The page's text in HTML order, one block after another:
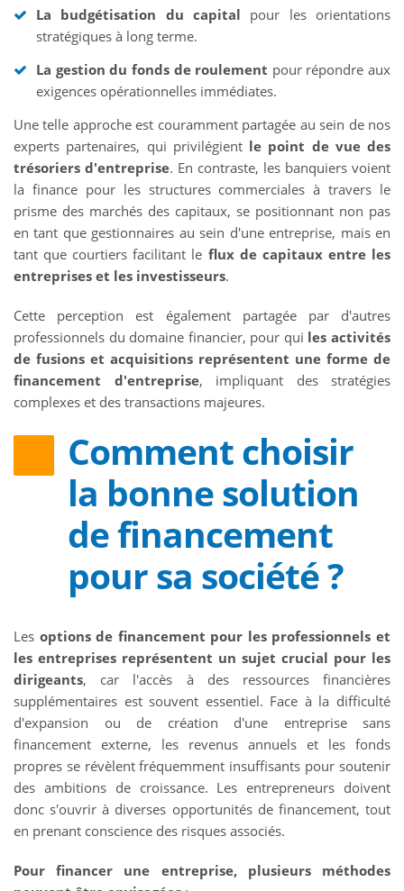
La budgétisation du capital pour les orientations
stratégiques à long terme.
La gestion du fonds de roulement pour répondre aux
exigences opérationnelles immédiates.
Une telle approche est couramment partagée au sein de nos
experts partenaires, qui privilégient le point de vue des
trésoriers d'entreprise. En contraste, les banquiers voient
la finance pour les structures commerciales à travers le
prisme des marchés des capitaux, se positionnant non pas
en tant que gestionnaires au sein d'une entreprise, mais en
tant que courtiers facilitant le flux de capitaux entre les
entreprises et les investisseurs.
Cette perception est également partagée par d'autres
professionnels du domaine financier, pour qui les activités
de fusions et acquisitions représentent une forme de
financement d'entreprise, impliquant des stratégies
complexes et des transactions majeures.
Comment choisir
la bonne solution
de financement
pour sa société ?
Les options de financement pour les professionnels et
les entreprises représentent un sujet crucial pour les
dirigeants, car l'accès à des ressources financières
supplémentaires est souvent essentiel. Face à la difficulté
d'expansion ou de création d'une entreprise sans
financement externe, les revenus annuels et les fonds
propres se révèlent fréquemment insuffisants pour soutenir
des ambitions de croissance. Les entrepreneurs doivent
donc s'ouvrir à diverses opportunités de financement, tout
en prenant conscience des risques associés.
Pour financer une entreprise, plusieurs méthodes